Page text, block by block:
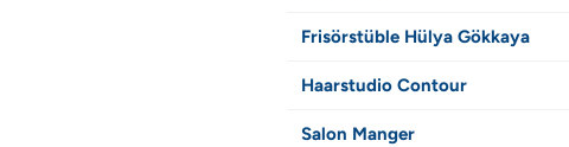
Frisörstüble Hülya Gökkaya
Haarstudio Contour
Salon Manger